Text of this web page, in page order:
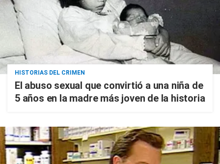
HISTORIAS DEL CRIMEN
El abuso sexual que convirtió a una niña de
5 años en la madre más joven de la historia